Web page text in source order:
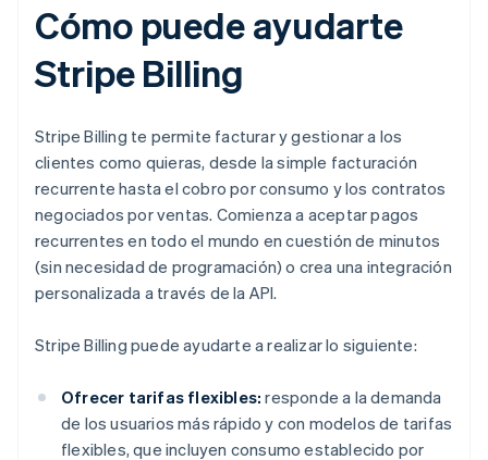
Cómo puede ayudarte
Stripe Billing
Stripe Billing te permite facturar y gestionar a los
clientes como quieras, desde la simple facturación
recurrente hasta el cobro por consumo y los contratos
negociados por ventas. Comienza a aceptar pagos
recurrentes en todo el mundo en cuestión de minutos
(sin necesidad de programación) o crea una integración
personalizada a través de la API.
Stripe Billing puede ayudarte a realizar lo siguiente:
Ofrecer tarifas flexibles: responde a la demanda
de los usuarios más rápido y con modelos de tarifas
flexibles, que incluyen consumo establecido por